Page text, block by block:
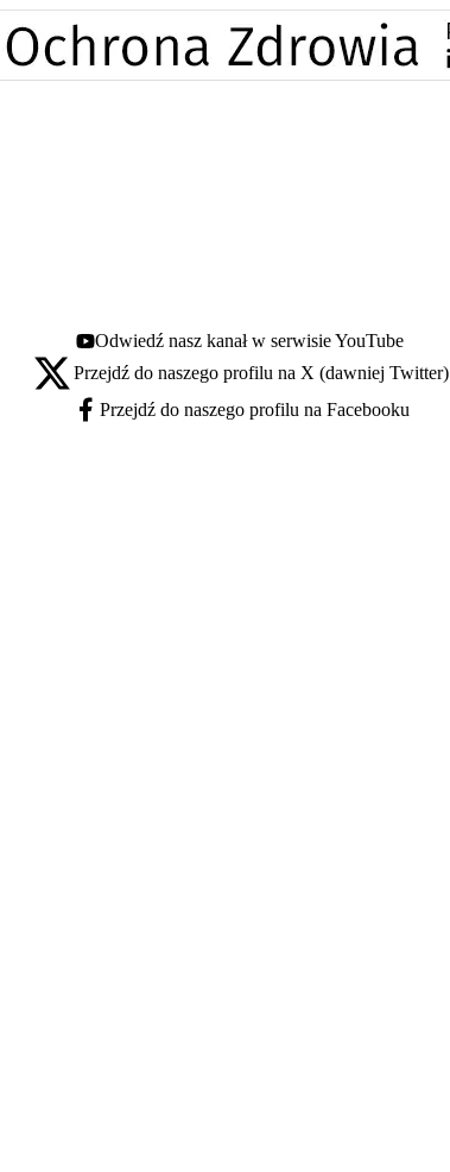
Youtube - otwiera się w nowej karcie
Odwiedź nasz kanał w serwisie YouTube
X - otwiera się w nowej karcie
Przejdź do naszego profilu na X (dawniej Twitter)
Facebook - otwiera się w nowej karcie
Przejdź do naszego profilu na Facebooku